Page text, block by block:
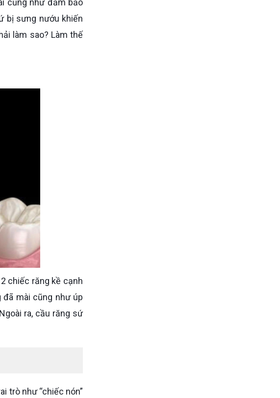
bị sưng nướu khiến
làm sao? Làm thế
mài cũng như úp
ra, cầu răng sứ